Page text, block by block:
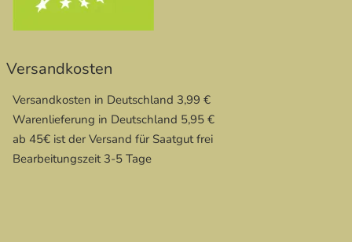
Versandkosten
Versandkosten in Deutschland 3,99 €
Warenlieferung in Deutschland 5,95 €
ab 45€ ist der Versand für Saatgut frei
Bearbeitungszeit 3-5 Tage